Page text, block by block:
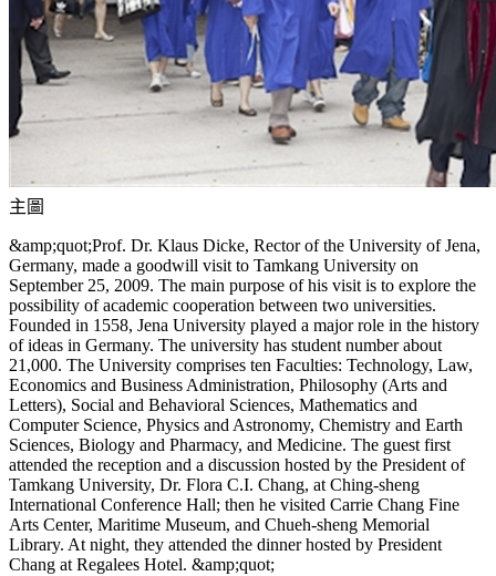
主圖
&amp;quot;Prof. Dr. Klaus Dicke, Rector of the University of Jena,
Germany, made a goodwill visit to Tamkang University on
September 25, 2009. The main purpose of his visit is to explore the
possibility of academic cooperation between two universities.
Founded in 1558, Jena University played a major role in the history
of ideas in Germany. The university has student number about
21,000. The University comprises ten Faculties: Technology, Law,
Economics and Business Administration, Philosophy (Arts and
Letters), Social and Behavioral Sciences, Mathematics and
Computer Science, Physics and Astronomy, Chemistry and Earth
Sciences, Biology and Pharmacy, and Medicine. The guest first
attended the reception and a discussion hosted by the President of
Tamkang University, Dr. Flora C.I. Chang, at Ching-sheng
International Conference Hall; then he visited Carrie Chang Fine
Arts Center, Maritime Museum, and Chueh-sheng Memorial
Library. At night, they attended the dinner hosted by President
Chang at Regalees Hotel. &amp;quot;